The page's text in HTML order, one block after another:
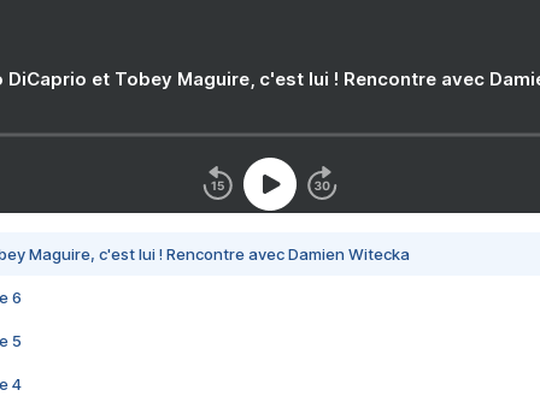
DiCaprio et Tobey Maguire, c'est lui ! Rencontre avec
Maguire, c'est lui ! Rencontre avec Damien Witecka
6
5
4